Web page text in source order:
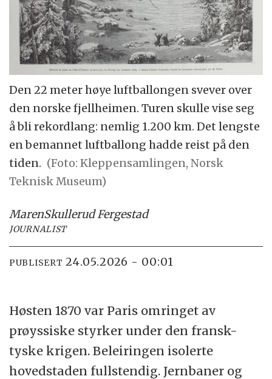
Den 22 meter høye luftballongen svever over
den norske fjellheimen. Turen skulle vise seg
å bli rekordlang: nemlig 1.200 km. Det lengste
en bemannet luftballong hadde reist på den
tiden. (Foto: Kleppensamlingen, Norsk
Teknisk Museum)
MarenSkullerud Fergestad
JOURNALIST
PUBLISERT 24.05.2026 - 00:01
Høsten 1870 var Paris omringet av
prøyssiske styrker under den fransk-
tyske krigen. Beleiringen isolerte
hovedstaden fullstendig. Jernbaner og